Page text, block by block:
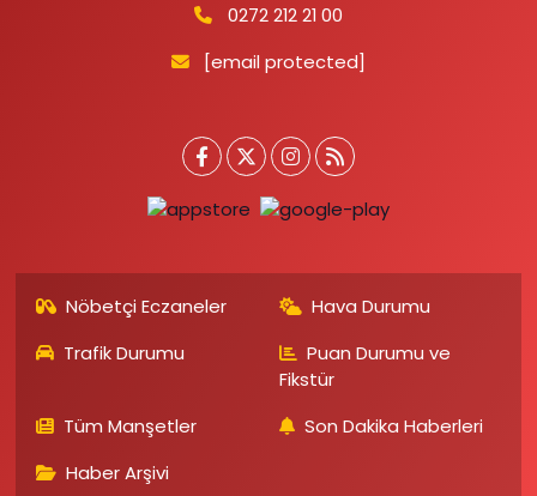
0272 212 21 00
[email protected]
Nöbetçi Eczaneler
Hava Durumu
Trafik Durumu
Puan Durumu ve
Fikstür
Tüm Manşetler
Son Dakika Haberleri
Haber Arşivi